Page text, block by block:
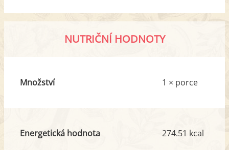
NUTRIČNÍ HODNOTY
Množství 1 × porce
Energetická hodnota 274.51 kcal